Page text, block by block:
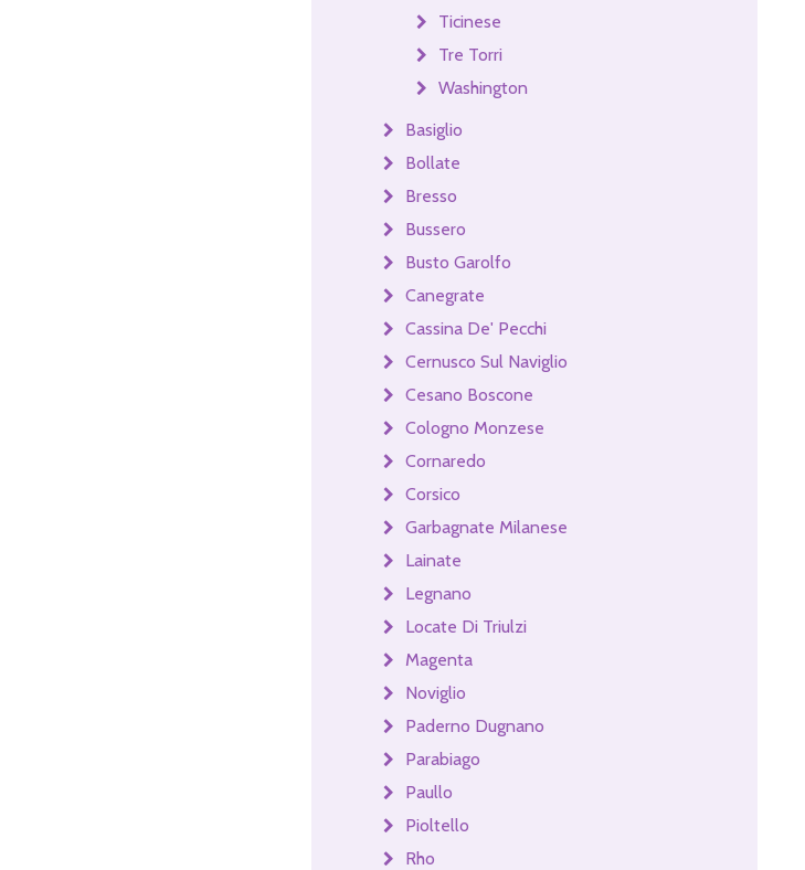
Ticinese
Tre Torri
Washington
Basiglio
Bollate
Bresso
Bussero
Busto Garolfo
Canegrate
Cassina De' Pecchi
Cernusco Sul Naviglio
Cesano Boscone
Cologno Monzese
Cornaredo
Corsico
Garbagnate Milanese
Lainate
Legnano
Locate Di Triulzi
Magenta
Noviglio
Paderno Dugnano
Parabiago
Paullo
Pioltello
Rho